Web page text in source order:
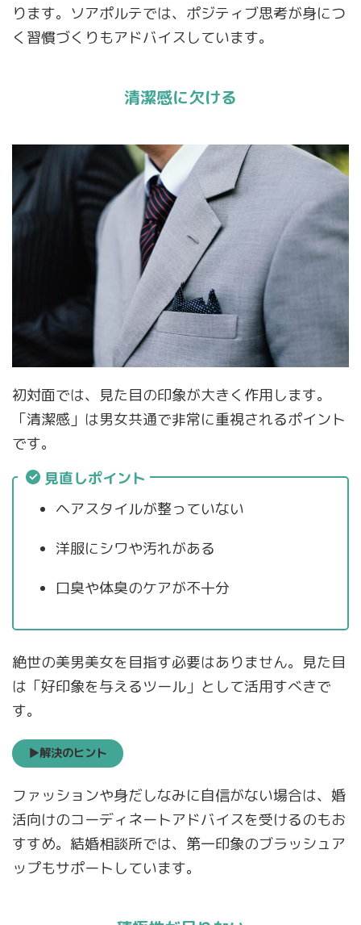
ります。ソアポルテでは、ポジティブ思考が身につ
く習慣づくりもアドバイスしています。
清潔感に欠ける
初対面では、見た目の印象が大きく作用します。
「清潔感」は男女共通で非常に重視されるポイント
です。
見直しポイント
ヘアスタイルが整っていない
洋服にシワや汚れがある
口臭や体臭のケアが不十分
絶世の美男美女を目指す必要はありません。見た目
は「好印象を与えるツール」として活用すべきで
す。
▶解決のヒント
ファッションや身だしなみに自信がない場合は、婚
活向けのコーディネートアドバイスを受けるのもお
すすめ。結婚相談所では、第一印象のブラッシュア
ップもサポートしています。